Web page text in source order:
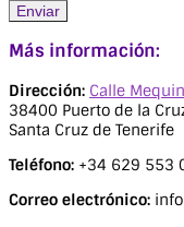
Enviar
Más información:
Dirección: Calle
38400 Puerto de la
Santa Cruz de Tenerife
Teléfono: +34 629 553
Correo electrónico: